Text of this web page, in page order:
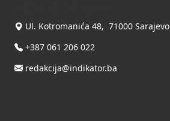
Ul. Kotromanića 48, 71000 Sarajevo
+387 061 206 022
redakcija@indikator.ba